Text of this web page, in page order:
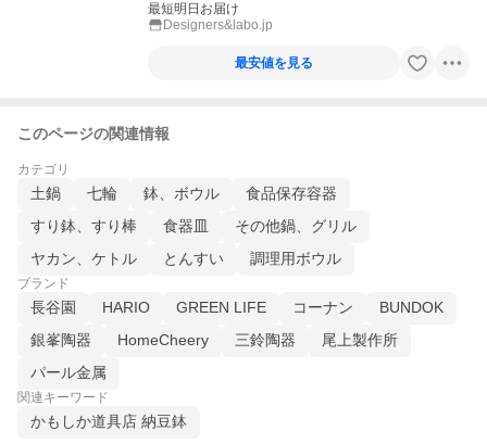
最短明日お届け
Designers&labo.jp
最安値を見る
このページの関連情報
カテゴリ
土鍋 七輪 鉢、ボウル
食品保存容器
すり鉢、すり棒
食器皿
その他鍋、グリル
ヤカン、ケトル
とんすい 調理用ボウル
ブランド
長谷園 HARIO GREEN LIFE コーナン
BUNDOK
銀峯陶器
HomeCheery 三鈴陶器
尾上製作所
パール金属
関連キーワード
かもしか道具店 納豆鉢